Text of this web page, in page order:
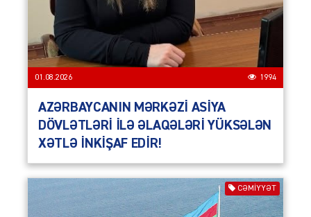
01.08.2026 1994
AZƏRBAYCANIN MƏRKƏZİ ASİYA
DÖVLƏTLƏRİ İLƏ ƏLAQƏLƏRİ YÜKSƏLƏN
XƏTLƏ İNKİŞAF EDİR!
CƏMIYYƏT